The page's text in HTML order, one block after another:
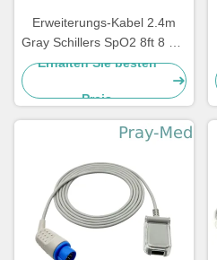
Erweiterungs-Kabel 2.4m
Gray Schillers SpO2 8ft 8 Pin
Connector
Erhalten Sie besten
Preis